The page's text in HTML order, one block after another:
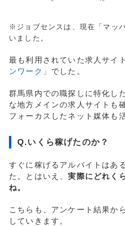
※ジョブセンスは、現在「マッ
いました。
最も利用されていた求人サイ
ンワーク」 でした。
群馬県内での職探しに特化し
な地方メインの求人サイトも
フォーカスしたネット媒体も
Q.いくら稼げたのか？
すぐに稼げるアルバイトはあ
た。とはいえ、実際にどれく
ね。
こちらも、アンケート結果か
していきます。